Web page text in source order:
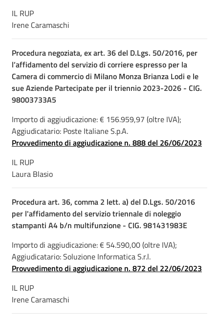
IL RUP
Irene Caramaschi
Procedura negoziata, ex art. 36 del D.Lgs. 50/2016, per
l’affidamento del servizio di corriere espresso per la
Camera di commercio di Milano Monza Brianza Lodi e le
sue Aziende Partecipate per il triennio 2023-2026 - CIG.
98003733A5
Importo di aggiudicazione: € 156.959,97 (oltre IVA);
Aggiudicatario: Poste Italiane S.p.A.
Provvedimento di aggiudicazione n. 888 del 26/06/2023
IL RUP
Laura Blasio
Procedura art. 36, comma 2 lett. a) del D.Lgs. 50/2016
per l'affidamento del servizio triennale di noleggio
stampanti A4 b/n multifunzione - CIG. 981431983E
Importo di aggiudicazione: € 54.590,00 (oltre IVA);
Aggiudicatario: Soluzione Informatica S.r.l.
Provvedimento di aggiudicazione n. 872 del 22/06/2023
IL RUP
Irene Caramaschi